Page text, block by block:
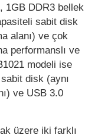
1GB DDR3 bellek
sabit disk
alanı) ve çok
performanslı ve
modeli ise
disk (aynı
ve USB 3.0
üzere iki farklı